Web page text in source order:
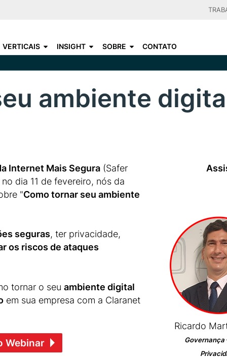
content
VERTICAIS INSIGHT SOBRE CONTATO
ambiente
Internet Mais Segura (Safer
dia 11 de fevereiro, nós da
"Como tornar seu ambiente
seguras, ter privacidade,
os riscos de ataques
tornar o seu ambiente digital
em sua empresa com a Claranet
Webinar
Ricardo
Governança